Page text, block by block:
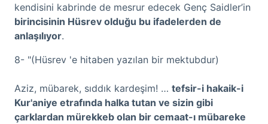
kendisini kabrinde de mesrur edecek Genç Saidler’in
birincisinin Hüsrev olduğu bu ifadelerden de
anlaşılıyor.
8- "(Hüsrev 'e hitaben yazılan bir mektubdur)
Aziz, mübarek, sıddık kardeşim! … tefsir-i hakaik-i
Kur'aniye etrafında halka tutan ve sizin gibi
çarklardan mürekkeb olan bir cemaat-ı mübareke